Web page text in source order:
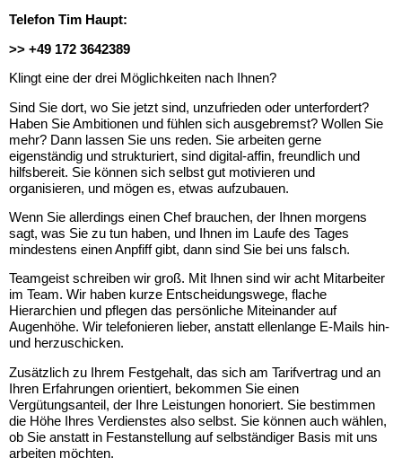
Telefon Tim Haupt:
>> +49 172 3642389‬‬
Klingt eine der drei Möglichkeiten nach Ihnen?
Sind Sie dort, wo Sie jetzt sind, unzufrieden oder unterfordert?
Haben Sie Ambitionen und fühlen sich ausgebremst? Wollen Sie
mehr? Dann lassen Sie uns reden. Sie arbeiten gerne
eigenständig und strukturiert, sind digital-affin, freundlich und
hilfsbereit. Sie können sich selbst gut motivieren und
organisieren, und mögen es, etwas aufzubauen.
Wenn Sie allerdings einen Chef brauchen, der Ihnen morgens
sagt, was Sie zu tun haben, und Ihnen im Laufe des Tages
mindestens einen Anpfiff gibt, dann sind Sie bei uns falsch.
Teamgeist schreiben wir groß. Mit Ihnen sind wir acht Mitarbeiter
im Team. Wir haben kurze Entscheidungswege, flache
Hierarchien und pflegen das persönliche Miteinander auf
Augenhöhe. Wir telefonieren lieber, anstatt ellenlange E-Mails hin-
und herzuschicken.
Zusätzlich zu Ihrem Festgehalt, das sich am Tarifvertrag und an
Ihren Erfahrungen orientiert, bekommen Sie einen
Vergütungsanteil, der Ihre Leistungen honoriert. Sie bestimmen
die Höhe Ihres Verdienstes also selbst. Sie können auch wählen,
ob Sie anstatt in Festanstellung auf selbständiger Basis mit uns
arbeiten möchten.